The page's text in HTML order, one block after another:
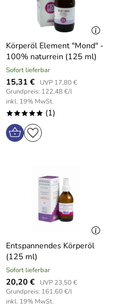
Körperöl Element "Mond" -
100% naturrein (125 ml)
Sofort lieferbar
15,31 €
UVP 17,80 €
Grundpreis: 122,48 €/l
inkl. 19% MwSt.
***** (1)
Entspannendes Körperöl
(125 ml)
Sofort lieferbar
20,20 €
UVP 23,50 €
Grundpreis: 161,60 €/l
inkl. 19% MwSt.